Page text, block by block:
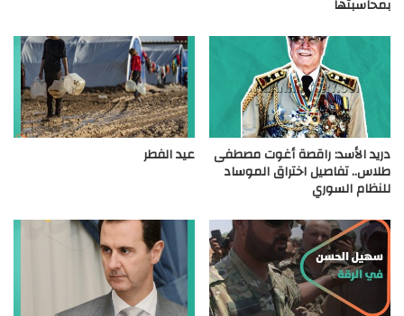
بمحاسبتها
دريد الأسد: راقصة أغوت مصطفى
طلاس.. تفاصيل اختراق الموساد
للنظام السوري
عيد الفطر